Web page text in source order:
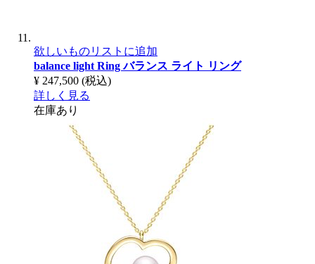
欲しいものリストに追加
balance light Ringバランス ライト リング
¥ 247,500 (税込)
詳しく見る
在庫あり